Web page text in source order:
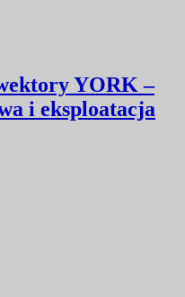
YORK –
i eksploatacja